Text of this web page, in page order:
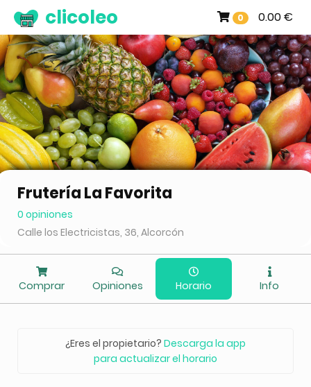
0 0.00 €
clicoleo
Frutería La Favorita
0 opiniones
Calle los Electricistas, 36, Alcorcón
Comprar Opiniones Horario Info
¿Eres el propietario? Descarga la app
para actualizar el horario